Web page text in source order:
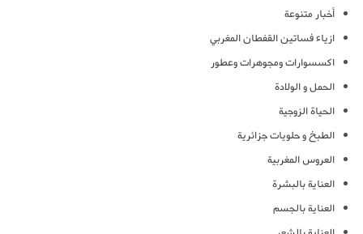
أخبار متنوعة
ازياء فساتين القفطان المغربي
اكسسوارات ومجوهرات وعطور
الحمل و الولادة
الحياة الزوجية
الطبخ و حلويات جزائرية
العروس المغربية
العناية بالبشرة
العناية بالجسم